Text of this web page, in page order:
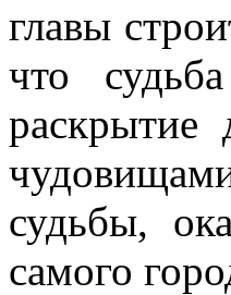
главы
что
раскрытие
судьбы,
самого